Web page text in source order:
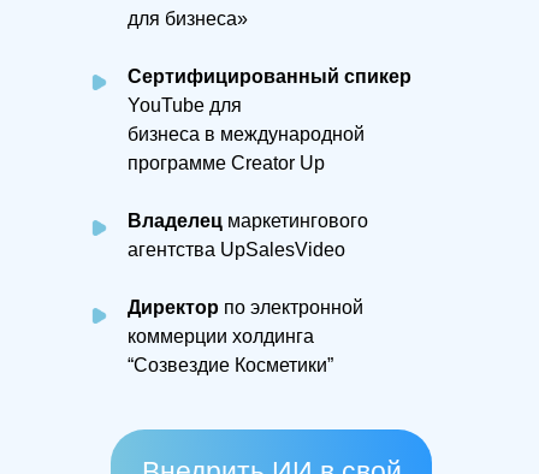
для бизнеса»
Сертифицированный спикер
YouTube для
бизнеса в международной
программе Creator Up
Владелец маркетингового
агентства UpSalesVideo
Директор по электронной
коммерции холдинга
“Созвездие Косметики”